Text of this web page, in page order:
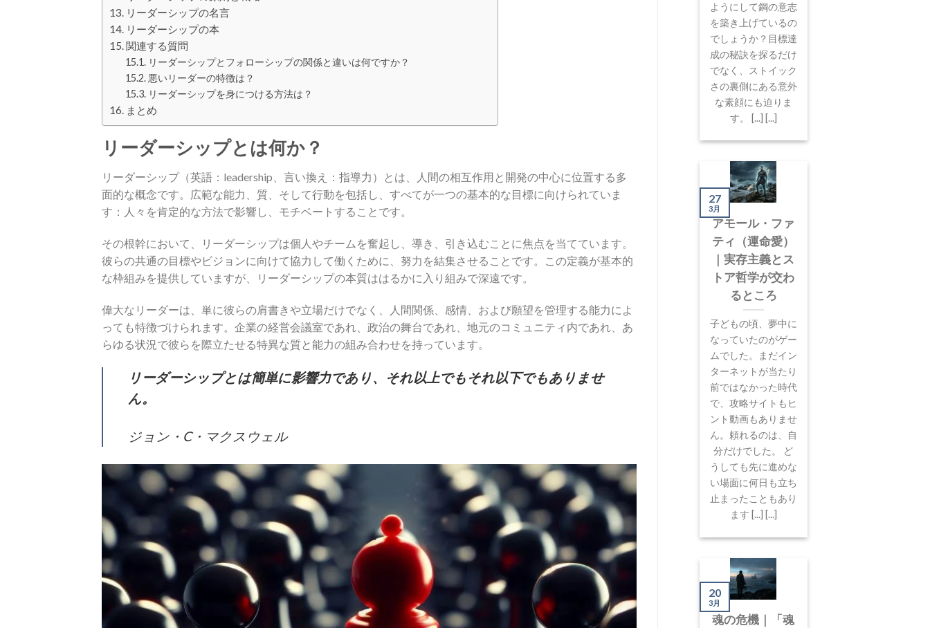
リーダーシップの名言
リーダーシップの本
関連する質問
リーダーシップとフォローシップの関係と違いは何ですか？
悪いリーダーの特徴は？
リーダーシップを身につける方法は？
まとめ
リーダーシップとは何か？
リーダーシップ（英語：leadership、言い換え：指導力）とは、人間の相互作用と開発の中心に位置する多
面的な概念です。広範な能力、質、そして行動を包括し、すべてが一つの基本的な目標に向けられていま
す：人々を肯定的な方法で影響し、モチベートすることです。
その根幹において、リーダーシップは個人やチームを奮起し、導き、引き込むことに焦点を当てています。
彼らの共通の目標やビジョンに向けて協力して働くために、努力を結集させることです。この定義が基本的
な枠組みを提供していますが、リーダーシップの本質ははるかに入り組みで深遠です。
偉大なリーダーは、単に彼らの肩書きや立場だけでなく、人間関係、感情、および願望を管理する能力によ
っても特徴づけられます。企業の経営会議室であれ、政治の舞台であれ、地元のコミュニティ内であれ、あ
らゆる状況で彼らを際立たせる特異な質と能力の組み合わせを持っています。
リーダーシップとは簡単に影響力であり、それ以上でもそれ以下でもありませ
ん。
ジョン・C・マクスウェル
ようにして鋼の意志
を築き上げているの
でしょうか？目標達
成の秘訣を探るだけ
でなく、ストイック
さの裏側にある意外
な素顔にも迫りま
す。 [...] [...]
アモール・ファ
ティ（運命愛）
｜実存主義とス
トア哲学が交わ
るところ
子どもの頃、夢中に
なっていたのがゲー
ムでした。まだイン
ターネットが当たり
前ではなかった時代
で、攻略サイトもヒ
ント動画もありませ
ん。頼れるのは、自
分だけでした。 ど
うしても先に進めな
い場面に何日も立ち
止まったこともあり
ます [...] [...]
27
3月
魂の危機｜「魂
20
3月